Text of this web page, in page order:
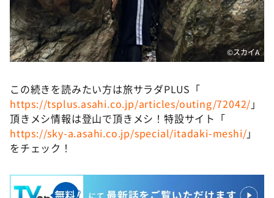
©️スカイA
この続きを読みたい方は旅サラダPLUS「
https://tsplus.asahi.co.jp/articles/outing/72042/ 」
頂きメシ情報は登山で頂きメシ！特設サイト「
https://sky-a.asahi.co.jp/special/itadaki-meshi/」
をチェック！